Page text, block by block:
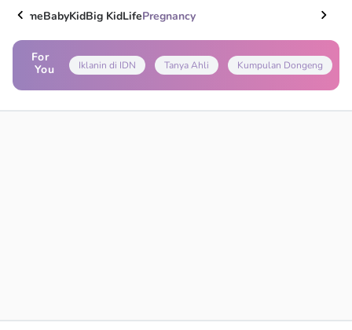
HomeBabyKidBig KidLifePregnancy
For
You
Iklanin di IDN Tanya Ahli Kumpulan Dongeng